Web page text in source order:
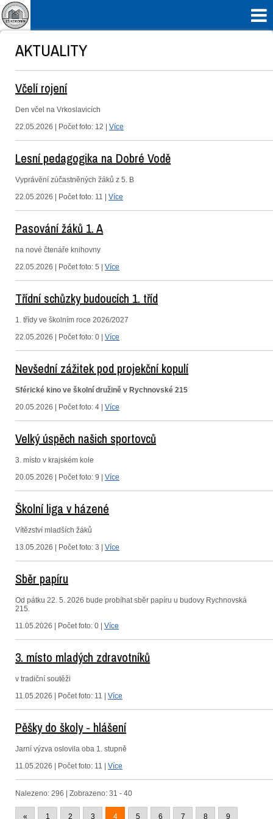
AKTUALITY
Včelí rojení
Den včel na Vrkoslavicích
22.05.2026 | Počet foto: 12 | Více
Lesní pedagogika na Dobré Vodě
Vyprávění zúčastněných žáků z 5. B
22.05.2026 | Počet foto: 11 | Více
Pasování žáků 1. A
na nové čtenáře knihovny
22.05.2026 | Počet foto: 5 | Více
Třídní schůzky budoucích 1. tříd
1. třídy ve školním roce 2026/2027
22.05.2026 | Počet foto: 0 | Více
Nevšední zážitek pod projekční kopulí
Sférické kino ve školní družině v Rychnovské 215
20.05.2026 | Počet foto: 4 | Více
Velký úspěch našich sportovců
3. místo v krajském kole
20.05.2026 | Počet foto: 9 | Více
Školní liga v házené
Vítězství mladších žáků
13.05.2026 | Počet foto: 3 | Více
Sběr papíru
Od pátku 22. 5. 2026 bude probíhat sběr papíru u budovy Rychnovská
215.
11.05.2026 | Počet foto: 0 | Více
3. místo mladých zdravotníků
v tradiční soutěži
11.05.2026 | Počet foto: 11 | Více
Pěšky do školy - hlášení
Jarní výzva oslovila oba 1. stupně
11.05.2026 | Počet foto: 11 | Více
Nalezeno: 296 | Zobrazeno: 31 - 40
« 1 2 3 4 5 6 7 8 9
